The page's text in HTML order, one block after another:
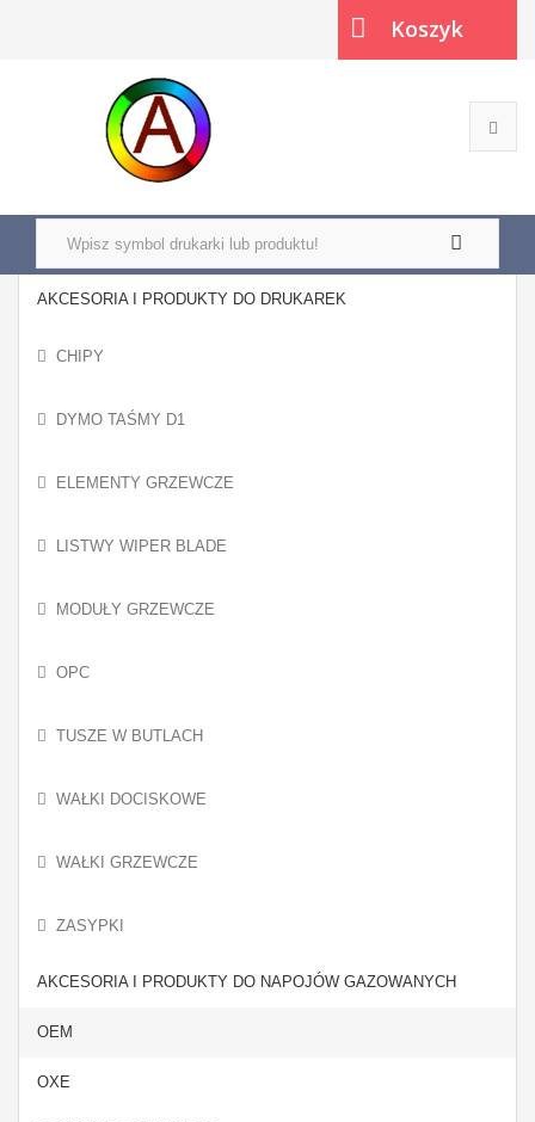
Koszyk
AKCESORIA I PRODUKTY DO DRUKAREK
CHIPY
DYMO TAŚMY D1
ELEMENTY GRZEWCZE
LISTWY WIPER BLADE
MODUŁY GRZEWCZE
OPC
TUSZE W BUTLACH
WAŁKI DOCISKOWE
WAŁKI GRZEWCZE
ZASYPKI
AKCESORIA I PRODUKTY DO NAPOJÓW GAZOWANYCH
OEM
OXE